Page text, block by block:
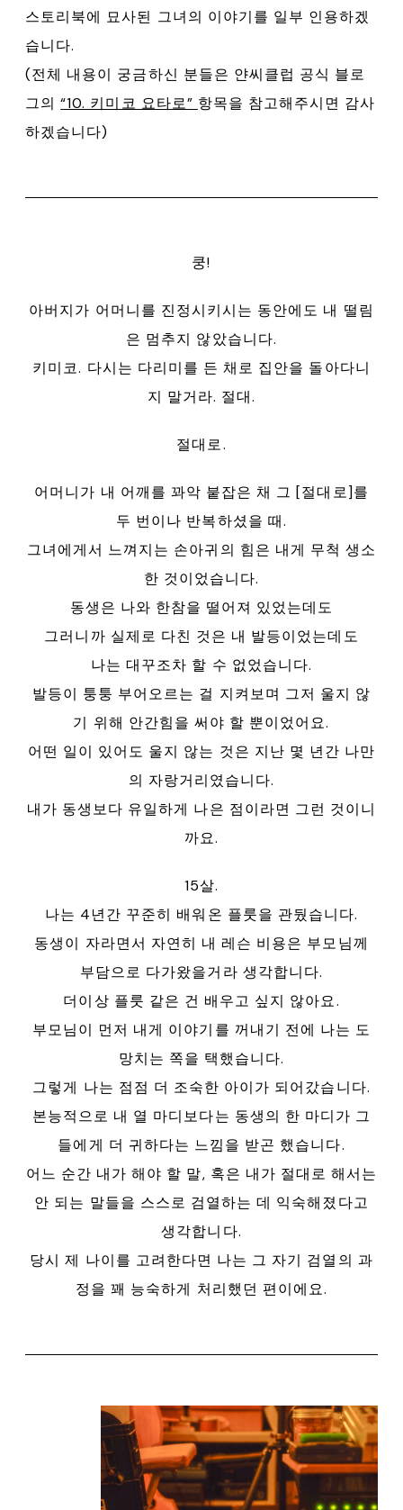
스토리북에 묘사된 그녀의 이야기를 일부 인용하겠
습니다.
(전체 내용이 궁금하신 분들은 얀씨클럽 공식 블로
그의“10. 키미코 요타로” 항목을 참고해주시면 감사
하겠습니다)
쿵!
아버지가 어머니를 진정시키시는 동안에도 내 떨림
은 멈추지 않았습니다.
키미코. 다시는 다리미를 든 채로 집안을 돌아다니
지 말거라. 절대.
절대로.
어머니가 내 어깨를 꽈악 붙잡은 채 그 [절대로]를
두 번이나 반복하셨을 때.
그녀에게서 느껴지는 손아귀의 힘은 내게 무척 생소
한 것이었습니다.
동생은 나와 한참을 떨어져 있었는데도
그러니까 실제로 다친 것은 내 발등이었는데도
나는 대꾸조차 할 수 없었습니다.
발등이 퉁퉁 부어오르는 걸 지켜보며 그저 울지 않
기 위해 안간힘을 써야 할 뿐이었어요.
어떤 일이 있어도 울지 않는 것은 지난 몇 년간 나만
의 자랑거리였습니다.
내가 동생보다 유일하게 나은 점이라면 그런 것이니
까요.
15살.
나는 4년간 꾸준히 배워온 플룻을 관뒀습니다.
동생이 자라면서 자연히 내 레슨 비용은 부모님께
부담으로 다가왔을거라 생각합니다.
더이상 플룻 같은 건 배우고 싶지 않아요.
부모님이 먼저 내게 이야기를 꺼내기 전에 나는 도
망치는 쪽을 택했습니다.
그렇게 나는 점점 더 조숙한 아이가 되어갔습니다.
본능적으로 내 열 마디보다는 동생의 한 마디가 그
들에게 더 귀하다는 느낌을 받곤 했습니다.
어느 순간 내가 해야 할 말, 혹은 내가 절대로 해서는
안 되는 말들을 스스로 검열하는 데 익숙해졌다고
생각합니다.
당시 제 나이를 고려한다면 나는 그 자기 검열의 과
정을 꽤 능숙하게 처리했던 편이에요.